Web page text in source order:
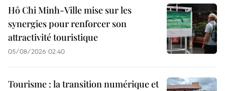
Hô Chi Minh-Ville mise sur les
synergies pour renforcer son
attractivité touristique
05/08/2026 02:40
Tourisme : la transition numérique et